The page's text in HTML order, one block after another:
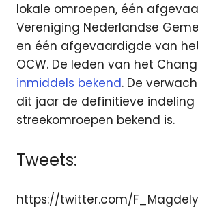
lokale omroepen, één
Vereniging Nederlandse
en één afgevaardigde van
OCW. De leden van het
inmiddels bekend. De
dit jaar de definitieve indeling
streekomroepen bekend is.
Tweets:
https://twitter.com/